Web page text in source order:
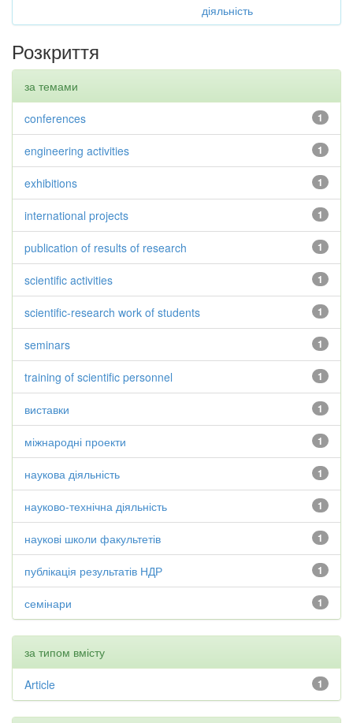
діяльність
Розкриття
за темами
1
conferences
1
engineering activities
1
exhibitions
1
international projects
1
publication of results of research
1
scientific activities
1
scientific-research work of students
1
seminars
1
training of scientific personnel
1
виставки
1
міжнародні проекти
1
наукова діяльність
1
науково-технічна діяльність
1
наукові школи факультетів
1
публікація результатів НДР
1
семінари
за типом вмісту
1
Article